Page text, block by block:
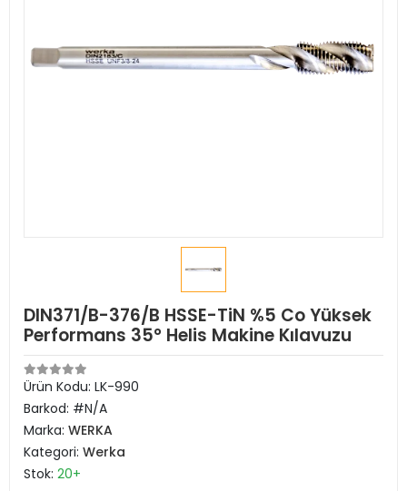
DIN371/B-376/B HSSE-TiN %5 Co Yüksek
Performans 35° Helis Makine Kılavuzu
Ürün Kodu: LK-990
Barkod: #N/A
Marka: WERKA
Kategori: Werka
Stok: 20+